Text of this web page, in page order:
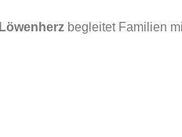
Löwenherz begleitet Familien